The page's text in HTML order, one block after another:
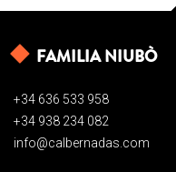
FAMILIA NIUBÒ
+34 636 533 958
+34 938 234 082
info@calbernadas.com